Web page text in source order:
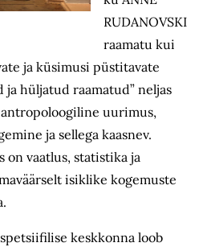
RUDANOVSKI
raamatu kui
ja küsimusi püstitavate
hüljatud raamatud” neljas
uurimus,
ja sellega kaasnev.
on vaatlus, statistika ja
isiklike kogemuste
keskkonna loob